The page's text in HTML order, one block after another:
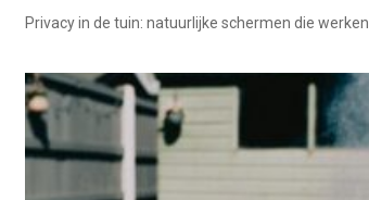
Privacy in de tuin: natuurlijke schermen die werken